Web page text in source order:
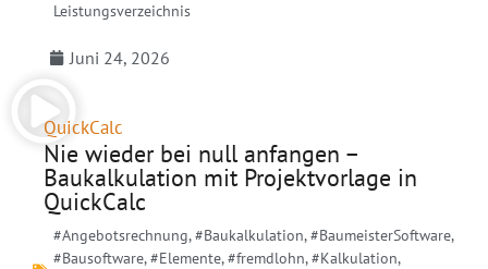
Leistungsverzeichnis
Juni 24, 2026
QuickCalc
Nie wieder bei null anfangen –
Baukalkulation mit Projektvorlage in
QuickCalc
#Angebotsrechnung,#Baukalkulation,#BaumeisterSoftware,
#Bausoftware,#Elemente,#fremdlohn,#Kalkulation,